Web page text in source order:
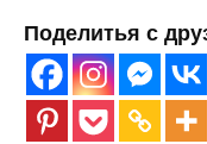
Поделитья с